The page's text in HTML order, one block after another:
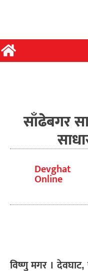
साँढेबगर
Devghat
Online
विष्णु मगर ।